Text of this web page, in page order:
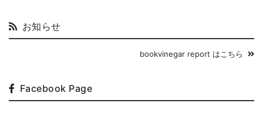
お知らせ
bookvinegar report はこちら
Facebook Page